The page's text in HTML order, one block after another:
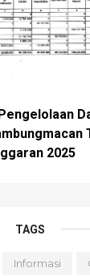
2025
TAGS
Informasi